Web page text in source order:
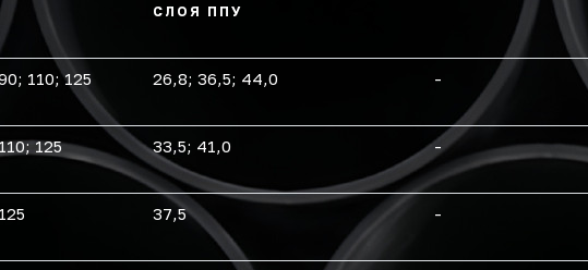
СЛОЯ ППУ
110; 125 26,8; 36,5; 44,0 -
125 33,5; 41,0 -
125 37,5 -